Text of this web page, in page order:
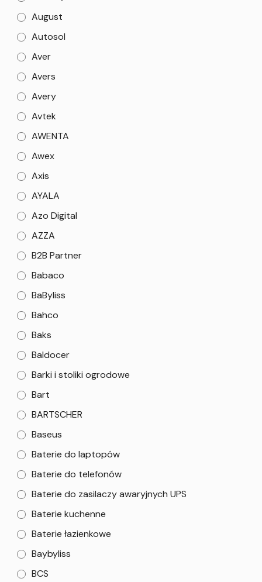
August
Autosol
Aver
Avers
Avery
Avtek
AWENTA
Awex
Axis
AYALA
Azo Digital
AZZA
B2B Partner
Babaco
BaByliss
Bahco
Baks
Baldocer
Barki i stoliki ogrodowe
Bart
BARTSCHER
Baseus
Baterie do laptopów
Baterie do telefonów
Baterie do zasilaczy awaryjnych UPS
Baterie kuchenne
Baterie łazienkowe
Baybyliss
BCS